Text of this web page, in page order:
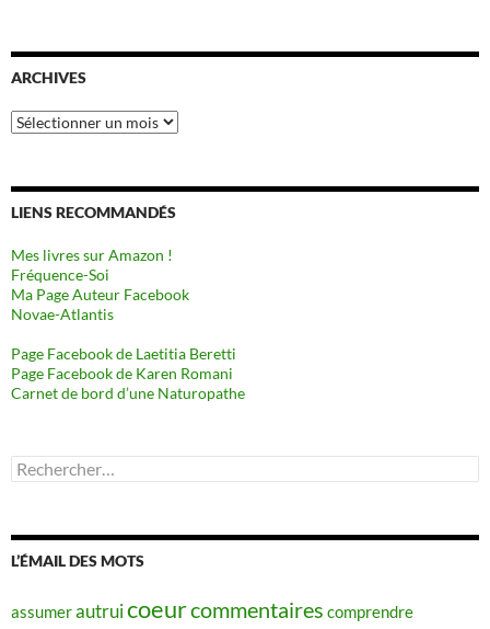
ARCHIVES
Archives
LIENS RECOMMANDÉS
Mes livres sur Amazon !
Fréquence-Soi
Ma Page Auteur Facebook
Novae-Atlantis
Page Facebook de Laetitia Beretti
Page Facebook de Karen Romani
Carnet de bord d’une Naturopathe
Rechercher :
L’ÉMAIL DES MOTS
assumerautruicoeurcommentaires comprendre